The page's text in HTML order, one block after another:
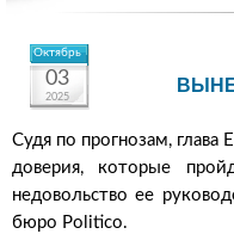
Октябрь
03
2025
Судя по прогнозам, глава
доверия, которые
недовольство ее
бюро Politico.